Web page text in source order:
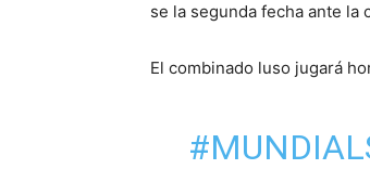
se la segunda fecha ante la
El combinado luso jugará